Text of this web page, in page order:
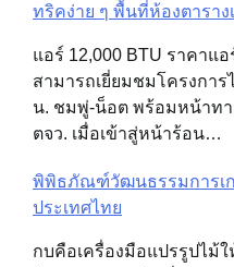
ทริคง่าย ๆ พื้นที่ห้องตาราง
แอร์ 12,000 BTU ราคาแ
สามารถเยี่ยมชมโครงการ
น. ชมพู่-น็อต พร้อมหน้าท
ตจว. เมื่อเข้าสู่หน้าร้อน…
พิพิธภัณฑ์วัฒนธรรมการเ
ประเทศไทย
กบคือเครื่องมือแปรรูปไม้ใ